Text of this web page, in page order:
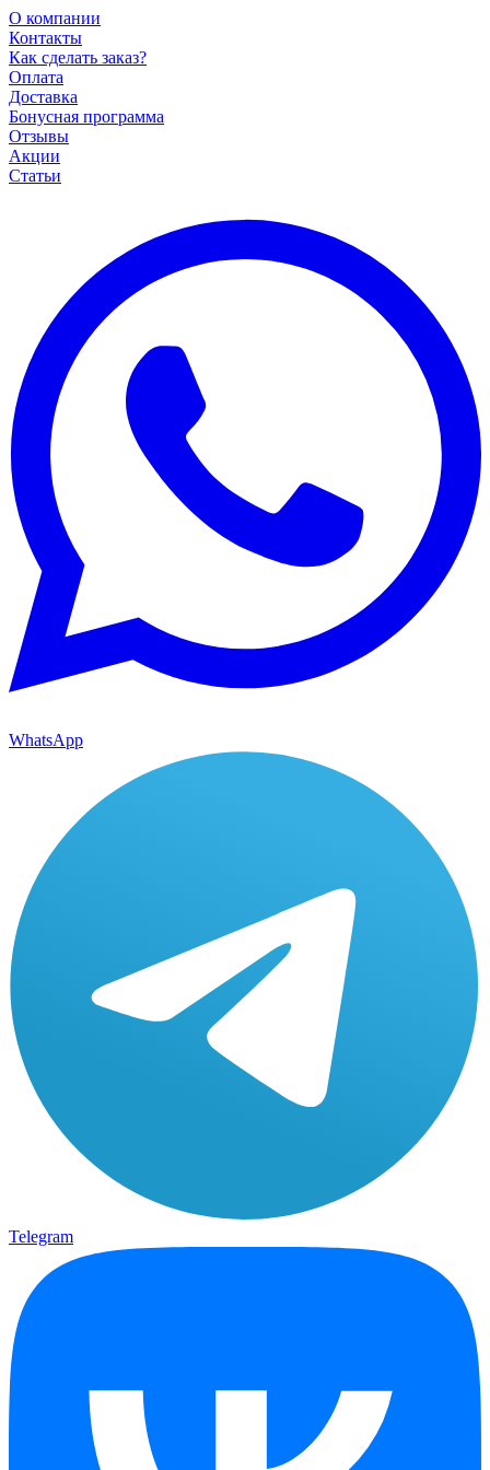
О компании
Контакты
Как сделать заказ?
Оплата
Доставка
Бонусная программа
Отзывы
Акции
Статьи
WhatsApp
Telegram